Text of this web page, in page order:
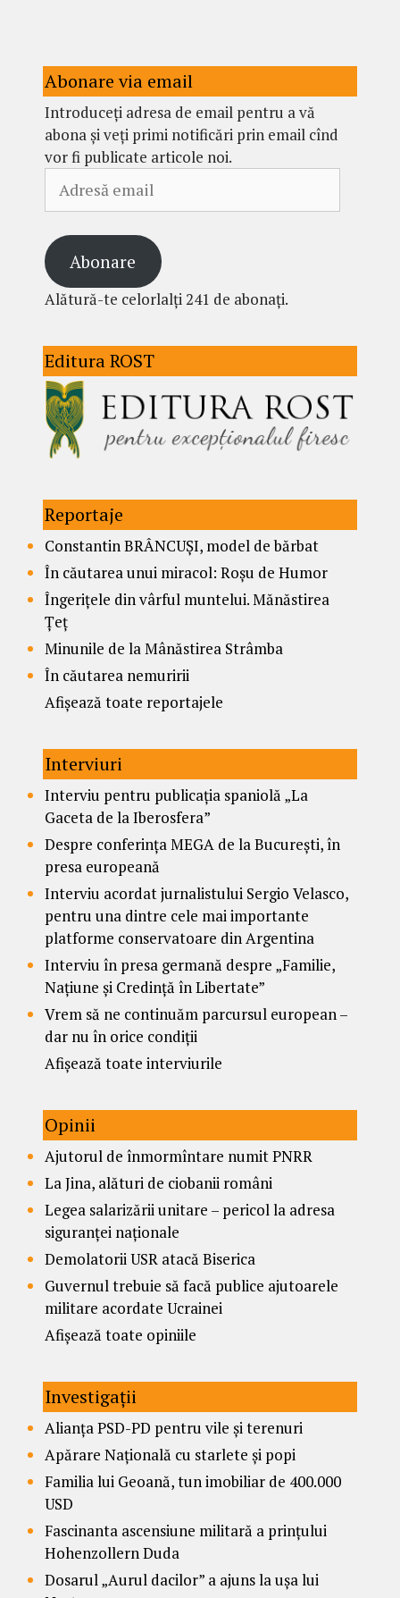
Abonare via email
Introduceți adresa de email pentru a vă
abona și veți primi notificări prin email cînd
vor fi publicate articole noi.
email
Abonare
Alătură-te celorlalți 241 de abonați.
Editura ROST
Reportaje
Constantin BRÂNCUȘI, model de bărbat
În căutarea unui miracol: Roșu de Humor
Îngerițele din vârful muntelui. Mănăstirea
Țeț
Minunile de la Mânăstirea Strâmba
În căutarea nemuririi
Afișează toate reportajele
Interviuri
Interviu pentru publicația spaniolă „La
Gaceta de la Iberosfera”
Despre conferința MEGA de la București, în
presa europeană
Interviu acordat jurnalistului Sergio Velasco,
pentru una dintre cele mai importante
platforme conservatoare din Argentina
Interviu în presa germană despre „Familie,
Națiune și Credință în Libertate”
Vrem să ne continuăm parcursul european –
dar nu în orice condiții
Afișează toate interviurile
Opinii
Ajutorul de înmormîntare numit PNRR
La Jina, alături de ciobanii români
Legea salarizării unitare – pericol la adresa
siguranței naționale
Demolatorii USR atacă Biserica
Guvernul trebuie să facă publice ajutoarele
militare acordate Ucrainei
Afișează toate opiniile
Investigații
Alianța PSD-PD pentru vile și terenuri
Apărare Națională cu starlete și popi
Familia lui Geoană, tun imobiliar de 400.000
USD
Fascinanta ascensiune militară a prințului
Hohenzollern Duda
Dosarul „Aurul dacilor” a ajuns la ușa lui